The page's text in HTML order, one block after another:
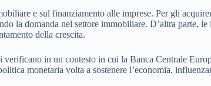
e sul finanziamento alle imprese. Per gli
la domanda nel settore immobiliare. D’altra parte,
della crescita.
verificano in un contesto in cui la Banca Centrale
monetaria volta a sostenere l’economia,